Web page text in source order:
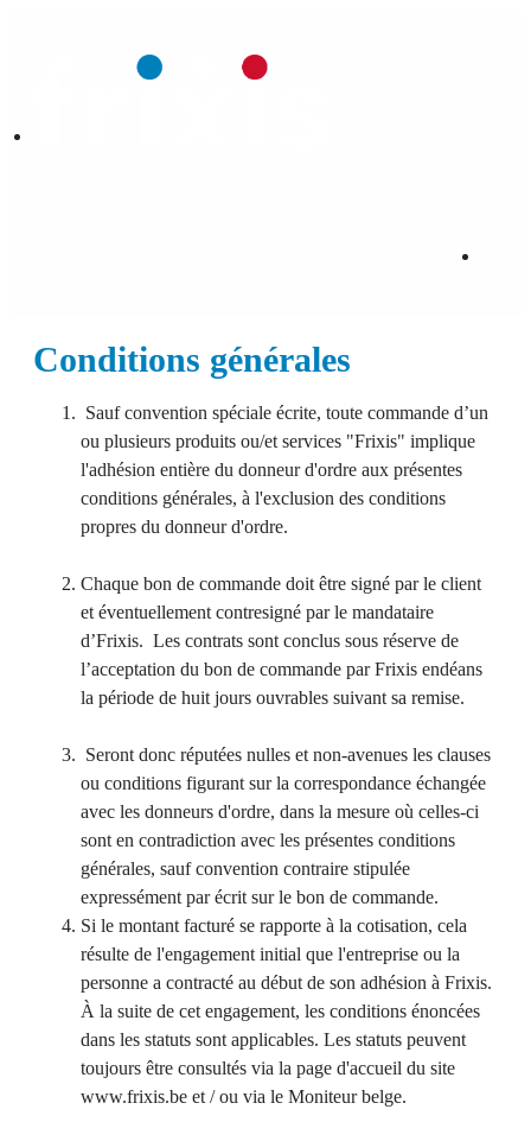
Conditions générales
Sauf convention spéciale écrite, toute commande d’un
ou plusieurs produits ou/et services "Frixis" implique
l'adhésion entière du donneur d'ordre aux présentes
conditions générales, à l'exclusion des conditions
propres du donneur d'ordre.
Chaque bon de commande doit être signé par le client
et éventuellement contresigné par le mandataire
d’Frixis. Les contrats sont conclus sous réserve de
l’acceptation du bon de commande par Frixis endéans
la période de huit jours ouvrables suivant sa remise.
Seront donc réputées nulles et non-avenues les clauses
ou conditions figurant sur la correspondance échangée
avec les donneurs d'ordre, dans la mesure où celles-ci
sont en contradiction avec les présentes conditions
générales, sauf convention contraire stipulée
expressément par écrit sur le bon de commande.
Si le montant facturé se rapporte à la cotisation, cela
résulte de l'engagement initial que l'entreprise ou la
personne a contracté au début de son adhésion à Frixis.
À la suite de cet engagement, les conditions énoncées
dans les statuts sont applicables. Les statuts peuvent
toujours être consultés via la page d'accueil du site
www.frixis.be et / ou via le Moniteur belge.